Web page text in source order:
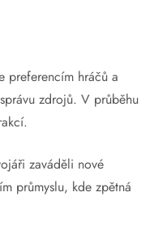
preferencím hráčů a
zdrojů. V průběhu
zaváděli nové
průmyslu, kde zpětná